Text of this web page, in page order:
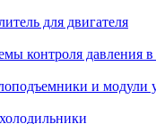
для двигателя
контроля давления
и модули